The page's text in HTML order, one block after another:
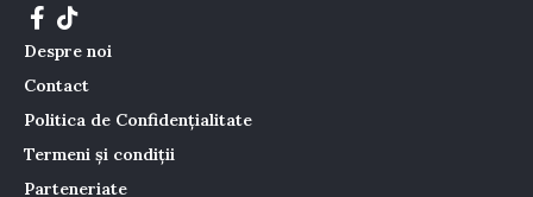
Despre noi
Contact
Politica de Confidențialitate
Termeni și condiții
Parteneriate